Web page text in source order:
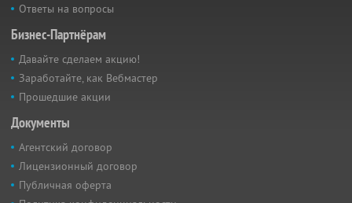
Ответы на вопросы
Бизнес-Партнёрам
Давайте сделаем акцию!
Заработайте, как Вебмастер
Прошедшие акции
Документы
Агентский договор
Лицензионный договор
Публичная оферта